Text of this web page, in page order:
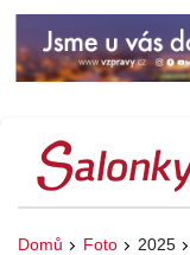
Domů Foto 2025